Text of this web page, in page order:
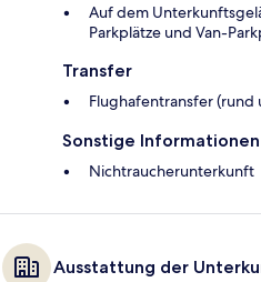
Auf dem
Parkplätze und Van-
Transfer
Flughafentransfer (rund
Sonstige Informationen
Nichtraucherunterkunft
Ausstattung der